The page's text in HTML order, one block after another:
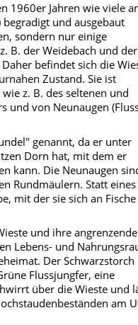
1960er Jahren wie viele
begradigt und ausgebaut
sondern nur einige
B. der Weidebach und der
befindet sich die
Zustand. Sie ist
z. B. des seltenen und
und von Neunaugen
genannt, da er unter
Dorn hat, mit dem er
kann. Die Neunaugen
Rundmäulern. Statt eines
mit der sie sich an Fische
und ihre
Lebens- und
Der Schwarzstorch
Flussjungfer, eine
über die Wieste und
am